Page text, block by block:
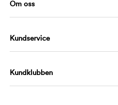
Om oss
Kundservice
Kundklubben